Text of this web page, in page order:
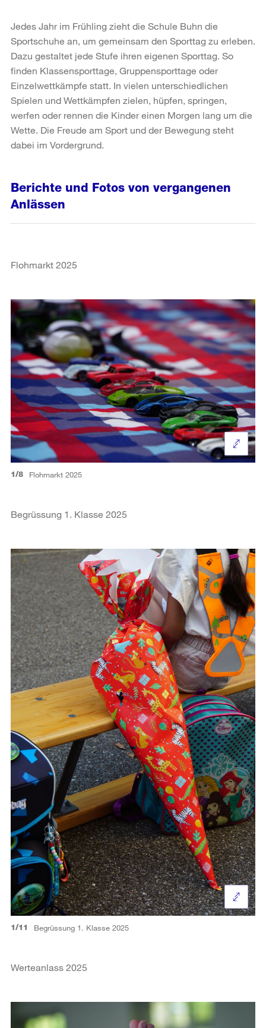
Jedes Jahr im Frühling zieht die Schule Buhn die
Sportschuhe an, um gemeinsam den Sporttag zu erleben.
Dazu gestaltet jede Stufe ihren eigenen Sporttag. So
finden Klassensporttage, Gruppensporttage oder
Einzelwettkämpfe statt. In vielen unterschiedlichen
Spielen und Wettkämpfen zielen, hüpfen, springen,
werfen oder rennen die Kinder einen Morgen lang um die
Wette. Die Freude am Sport und der Bewegung steht
dabei im Vordergrund.
Berichte und Fotos von vergangenen
Anlässen
Flohmarkt 2025
1/8 Flohmarkt 2025
Begrüssung 1. Klasse 2025
1/11 Begrüssung 1. Klasse 2025
Werteanlass 2025